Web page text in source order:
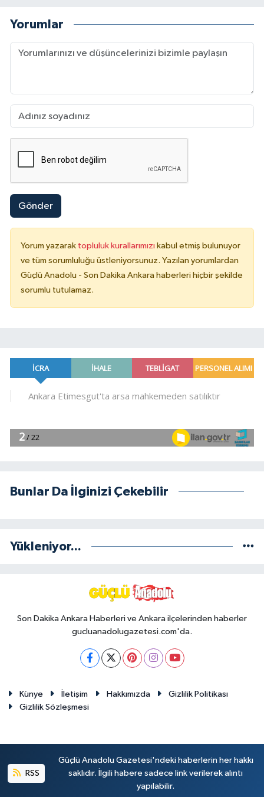
Yorumlar
Gönder
Yorum yazarak topluluk kurallarımızı kabul etmiş bulunuyor
ve tüm sorumluluğu üstleniyorsunuz. Yazılan yorumlardan
Güçlü Anadolu - Son Dakika Ankara haberleri hiçbir şekilde
sorumlu tutulamaz.
Bunlar Da İlginizi Çekebilir
Yükleniyor...
Son Dakika Ankara Haberleri ve Ankara ilçelerinden haberler
gucluanadolugazetesi.com'da.
Künye İletişim Hakkımızda
Gizlilik Politikası
Gizlilik Sözleşmesi
RSS
Güçlü Anadolu Gazetesi'ndeki haberlerin her hakkı
saklıdır. İlgili habere sadece link verilerek alıntı
yapılabilir.